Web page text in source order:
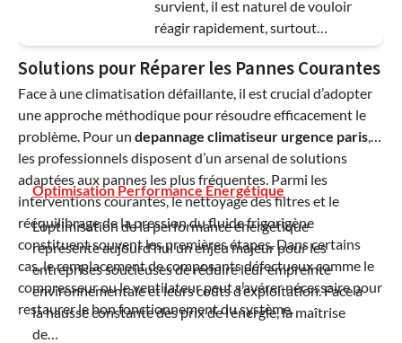
survient, il est naturel de vouloir
réagir rapidement, surtout…
Solutions pour Réparer les Pannes Courantes
Face à une climatisation défaillante, il est crucial d’adopter
une approche méthodique pour résoudre efficacement le
problème. Pour un depannage climatiseur urgence paris,
les professionnels disposent d’un arsenal de solutions
adaptées aux pannes les plus fréquentes. Parmi les
interventions courantes, le nettoyage des filtres et le
rééquilibrage de la pression du fluide frigorigène
constituent souvent les premières étapes. Dans certains
cas, le remplacement de composants défectueux comme le
compresseur ou le ventilateur peut s’avérer nécessaire pour
restaurer le bon fonctionnement du système.
Optimisation Performance Énergétique
L’optimisation de la performance énergétique
représente aujourd’hui un enjeu majeur pour les
entreprises soucieuses de réduire leur empreinte
environnementale et leurs coûts d’exploitation. Face à
la hausse constante des prix de l’énergie, la maîtrise
de…